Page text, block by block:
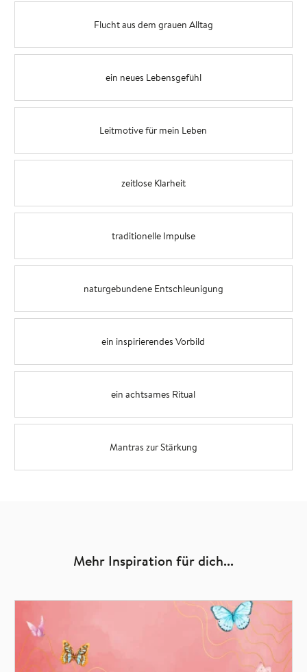
Flucht aus dem grauen Alltag
ein neues Lebensgefühl
Leitmotive für mein Leben
zeitlose Klarheit
traditionelle Impulse
naturgebundene Entschleunigung
ein inspirierendes Vorbild
ein achtsames Ritual
Mantras zur Stärkung
Mehr Inspiration für dich...